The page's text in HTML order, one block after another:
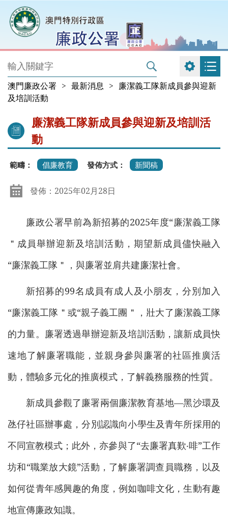
澳門廉政公署 > 最新消息 > 廉潔義工隊新成員參與迎新
及培訓活動
廉潔義工隊新成員參與迎新及培訓活
動
範疇： 倡廉教育 發佈方式： 新聞稿
發佈：2025年02月28日
廉政公署早前為新招募的2025年度“廉潔義工隊
＂成員舉辦迎新及培訓活動，期望新成員儘快融入
“廉潔義工隊＂，與廉署並肩共建廉潔社會。
新招募的99名成員有成人及小朋友，分別加入
“廉潔義工隊＂或“親子義工團＂，壯大了廉潔義工隊
的力量。廉署透過舉辦迎新及培訓活動，讓新成員快
速地了解廉署職能，並親身參與廉署的社區推廣活
動，體驗多元化的推廣模式，了解義務服務的性質。
新成員參觀了廉署兩個廉潔教育基地—黑沙環及
氹仔社區辦事處，分別認識向小學生及青年所採用的
不同宣教模式；此外，亦參與了“去廉署真歎‧啡”工作
坊和“職業放大鏡”活動，了解廉署調查員職務，以及
如何從青年感興趣的角度，例如咖啡文化，生動有趣
地宣傳廉政知識。